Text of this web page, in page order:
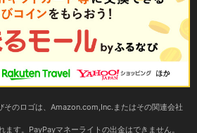
のロゴは、Amazon.com,Inc.またはその関連会社
ます。PayPayマネーライトの出金はできません。